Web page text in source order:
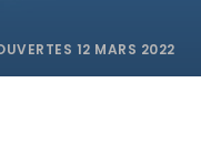
12 MARS 2022